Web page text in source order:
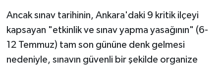
Ancak sınav tarihinin, Ankara'daki 9 kritik ilçeyi
kapsayan "etkinlik ve sınav yapma yasağının" (6-
12 Temmuz) tam son gününe denk gelmesi
nedeniyle, sınavın güvenli bir şekilde organize